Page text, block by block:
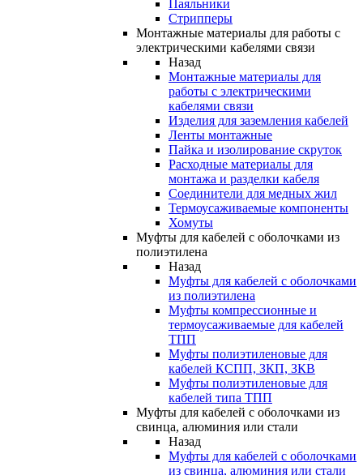
Паяльники
Стрипперы
Монтажные материалы для работы с
электрическими кабелями связи
Назад
Монтажные материалы для
работы с электрическими
кабелями связи
Изделия для заземления кабелей
Ленты монтажные
Пайка и изолирование скруток
Расходные материалы для
монтажа и разделки кабеля
Соединители для медных жил
Термоусаживаемые компоненты
Хомуты
Муфты для кабелей с оболочками из
полиэтилена
Назад
Муфты для кабелей с оболочками
из полиэтилена
Муфты компрессионные и
термоусаживаемые для кабелей
ТПП
Муфты полиэтиленовые для
кабелей КСПП, ЗКП, ЗКВ
Муфты полиэтиленовые для
кабелей типа ТПП
Муфты для кабелей с оболочками из
свинца, алюминия или стали
Назад
Муфты для кабелей с оболочками
из свинца, алюминия или стали